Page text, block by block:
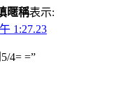
暱稱表示:
1:27.23
4= =”